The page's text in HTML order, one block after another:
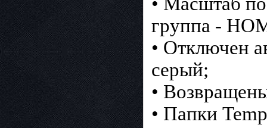
группа -
• Отключен
серый;
•
• Папки